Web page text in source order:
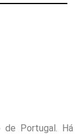
Portugal. Há